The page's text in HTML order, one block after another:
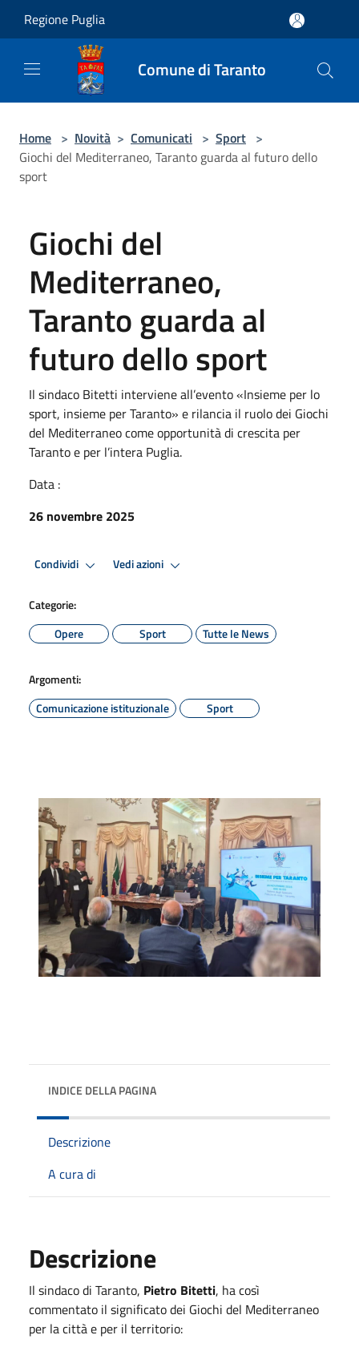
Regione Puglia
Comune di Taranto
Home > Novità > Comunicati > Sport >
Giochi del Mediterraneo, Taranto guarda al futuro dello
sport
Giochi del
Mediterraneo,
Taranto guarda al
futuro dello sport
Il sindaco Bitetti interviene all’evento «Insieme per lo
sport, insieme per Taranto» e rilancia il ruolo dei Giochi
del Mediterraneo come opportunità di crescita per
Taranto e per l’intera Puglia.
Data :
26 novembre 2025
Condividi Vedi azioni
Categorie:
Opere
Sport Tutte le News
Argomenti:
Comunicazione istituzionale
Sport
INDICE DELLA PAGINA
Descrizione
A cura di
Descrizione
Il sindaco di Taranto, Pietro Bitetti, ha così
commentato il significato dei Giochi del Mediterraneo
per la città e per il territorio: